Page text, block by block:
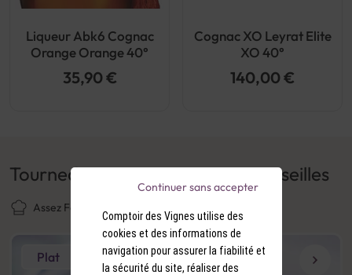
Liqueur Abk6 Cognac
Orange Orange 40°
35,90 €
Cognac XO Leyrat Elite
XO 40°
140,00 €
Plat
Tournedos Rossini, sauce aux groseilles
Assez Facile
Comptoir des Vignes utilise des
cookies et des informations de
navigation pour assurer la fiabilité et
la sécurité du site, réaliser des
Continuer sans accepter